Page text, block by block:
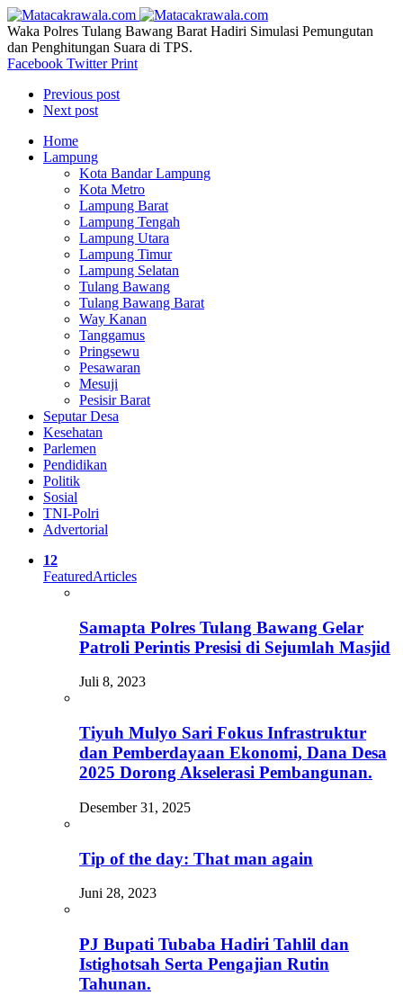
Waka Polres Tulang Bawang Barat Hadiri Simulasi Pemungutan
dan Penghitungan Suara di TPS.
Facebook Twitter Print
Previous post
Next post
Home
Lampung
Kota Bandar Lampung
Kota Metro
Lampung Barat
Lampung Tengah
Lampung Utara
Lampung Timur
Lampung Selatan
Tulang Bawang
Tulang Bawang Barat
Way Kanan
Tanggamus
Pringsewu
Pesawaran
Mesuji
Pesisir Barat
Seputar Desa
Kesehatan
Parlemen
Pendidikan
Politik
Sosial
TNI-Polri
Advertorial
12
FeaturedArticles
Samapta Polres Tulang Bawang Gelar
Patroli Perintis Presisi di Sejumlah Masjid
Juli 8, 2023
Tiyuh Mulyo Sari Fokus Infrastruktur
dan Pemberdayaan Ekonomi, Dana Desa
2025 Dorong Akselerasi Pembangunan.
Desember 31, 2025
Tip of the day: That man again
Juni 28, 2023
PJ Bupati Tubaba Hadiri Tahlil dan
Istighotsah Serta Pengajian Rutin
Tahunan.